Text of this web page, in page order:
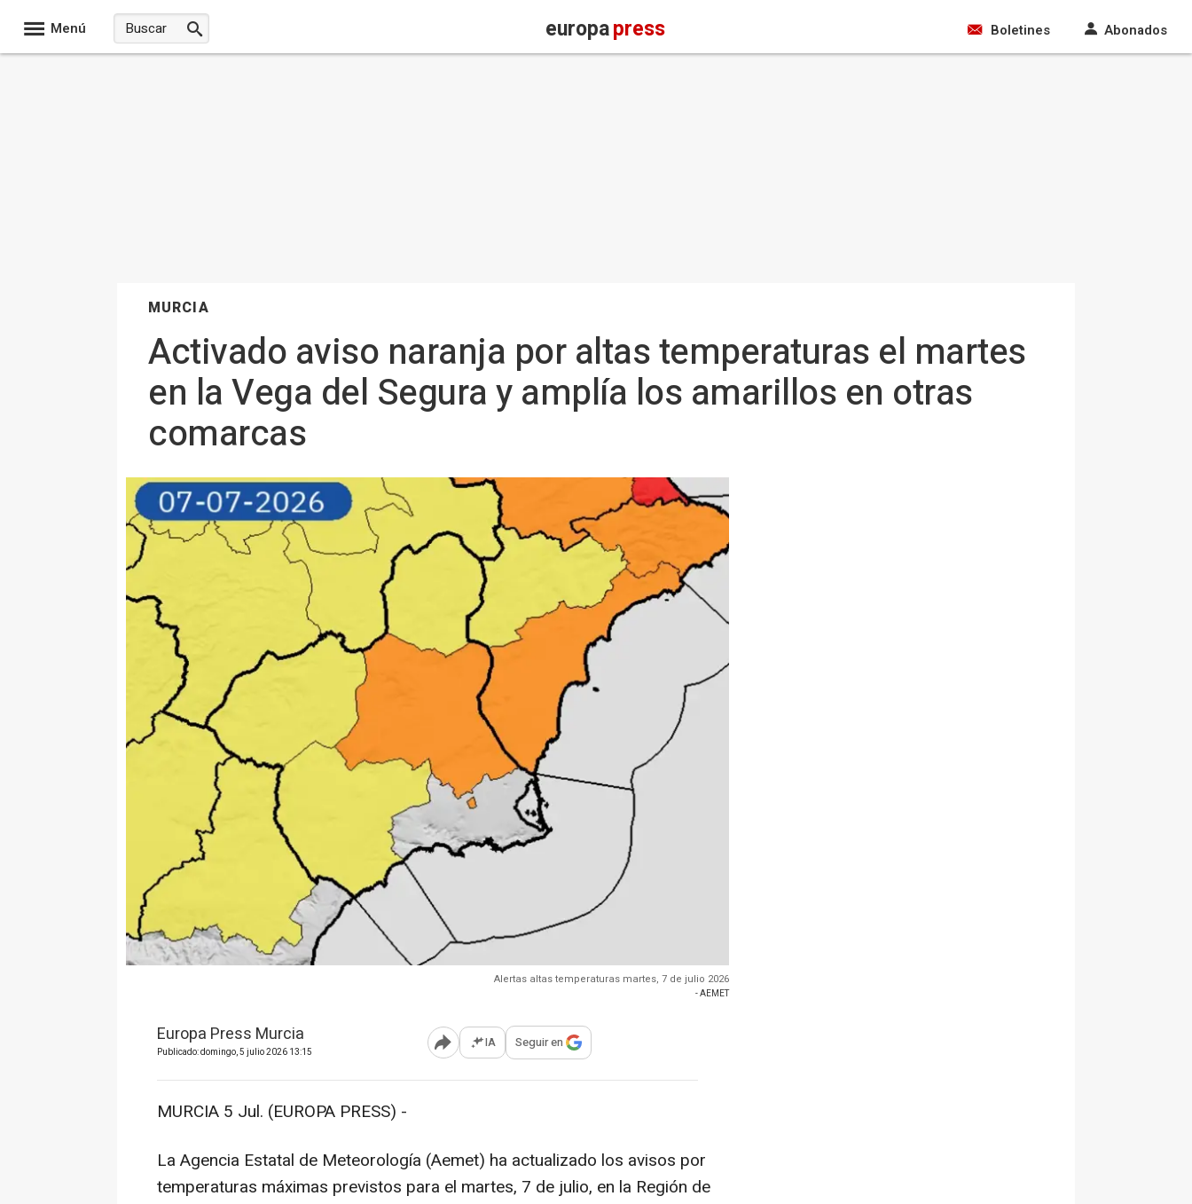
Menú europapress Boletines Abonados
MURCIA
Activado aviso naranja por altas temperaturas el martes
en la Vega del Segura y amplía los amarillos en otras
comarcas
Alertas altas temperaturas martes, 7 de julio 2026
- AEMET
Europa Press Murcia
Publicado: domingo, 5 julio 2026 13:15 Abrir opciones para compartir
IA Seguir en
MURCIA 5 Jul. (EUROPA PRESS) -
La Agencia Estatal de Meteorología (Aemet) ha actualizado los avisos por
temperaturas máximas previstos para el martes, 7 de julio, en la Región de